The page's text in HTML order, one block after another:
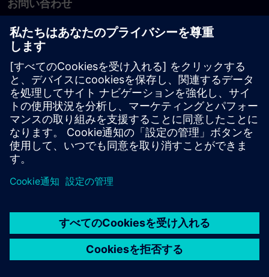
お問い合わせ
PLM製品のお問い合わせ
EDA製品のお問い合わせ
世界各地の事業拠点
サポート・センター
ご意見・ご要望
違法コピーの連絡先
© Siemens2026
タル・ミレニアム著作権法 (DMCA)
内部通報